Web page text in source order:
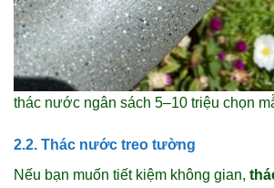
thác nước ngân sách 5–10 triệu chọn
2.2. Thác nước treo tường
Nếu bạn muốn tiết kiệm không gian,